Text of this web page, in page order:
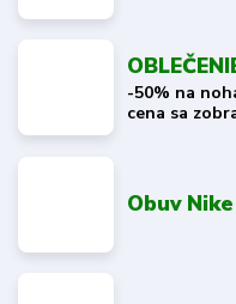
-50% na
cena sa
Obuv